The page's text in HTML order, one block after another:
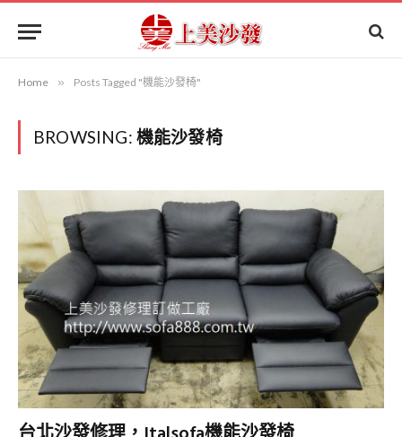
Home » Posts Tagged "機能沙發椅"
BROWSING: 機能沙發椅